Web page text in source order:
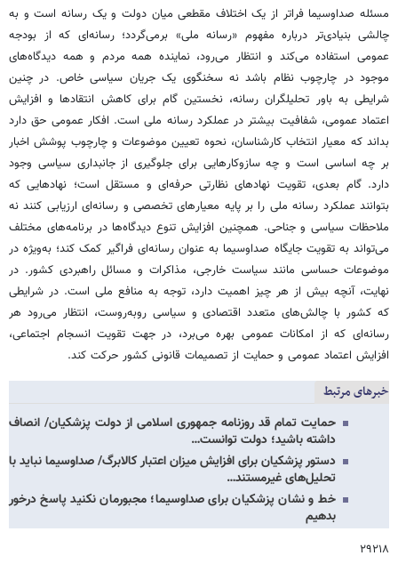
مسئله صداوسیما فراتر از یک اختلاف مقطعی میان دولت و یک رسانه است و به
چالشی بنیادی‌تر درباره مفهوم «رسانه ملی» برمی‌گردد؛ رسانه‌ای که از بودجه
عمومی استفاده می‌کند و انتظار می‌رود، نماینده همه مردم و همه دیدگاه‌های
موجود در چارچوب نظام باشد نه سخنگوی یک جریان سیاسی خاص. در چنین
شرایطی به باور تحلیلگران رسانه، نخستین گام برای کاهش انتقادها و افزایش
اعتماد عمومی، شفافیت بیشتر در عملکرد رسانه ملی است. افکار عمومی حق دارد
بداند که معیار انتخاب کارشناسان، نحوه تعیین موضوعات و چارچوب پوشش اخبار
بر چه اساسی است و چه سازوکارهایی برای جلوگیری از جانبداری سیاسی وجود
دارد. گام بعدی، تقویت نهادهای نظارتی حرفه‌ای و مستقل است؛ نهادهایی که
بتوانند عملکرد رسانه ملی را بر پایه معیارهای تخصصی و رسانه‌ای ارزیابی کنند نه
ملاحظات سیاسی و جناحی. همچنین افزایش تنوع دیدگاه‌ها در برنامه‌های مختلف
می‌تواند به تقویت جایگاه صداوسیما به عنوان رسانه‌ای فراگیر کمک کند؛ به‌ویژه در
موضوعات حساسی مانند سیاست خارجی، مذاکرات و مسائل راهبردی کشور. در
نهایت، آنچه بیش از هر چیز اهمیت دارد، توجه به منافع ملی است. در شرایطی
که کشور با چالش‌های متعدد اقتصادی و سیاسی روبه‌روست، انتظار می‌رود هر
رسانه‌ای که از امکانات عمومی بهره می‌برد، در جهت تقویت انسجام اجتماعی،
افزایش اعتماد عمومی و حمایت از تصمیمات قانونی کشور حرکت کند.
خبرهای مرتبط
حمایت تمام قد روزنامه جمهوری اسلامی از دولت پزشکیان/ انصاف
داشته باشید؛ دولت توانست…
دستور پزشکیان برای افزایش میزان اعتبار کالابرگ/ صداوسیما نباید با
تحلیل‌های غیرمستند…
خط و نشان پزشکیان برای صداوسیما؛ مجبورمان نکنید پاسخ درخور
بدهیم
۲۹۲۱۸